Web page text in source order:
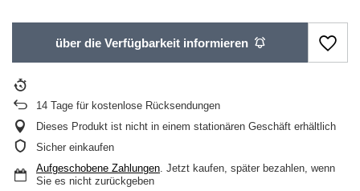
über die Verfügbarkeit informieren
14 Tage für kostenlose Rücksendungen
Dieses Produkt ist nicht in einem stationären Geschäft erhältlich
Sicher einkaufen
Aufgeschobene Zahlungen. Jetzt kaufen, später bezahlen, wenn
Sie es nicht zurückgeben